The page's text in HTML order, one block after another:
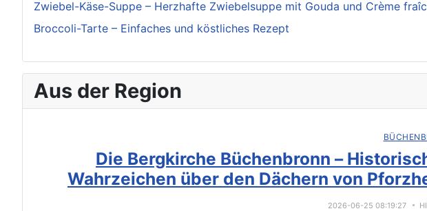
Zwiebel-Käse-Suppe – Herzhafte Zwiebelsuppe mit Gouda und Crème
Broccoli-Tarte – Einfaches und köstliches Rezept
Aus der Region
Die Bergkirche Büchenbronn –
Wahrzeichen über den Dächern von
2026-06-25 08:19:27